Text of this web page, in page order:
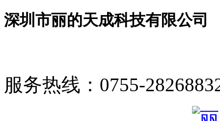
深圳市丽的天成科技有限公司
服务热线： 0755-